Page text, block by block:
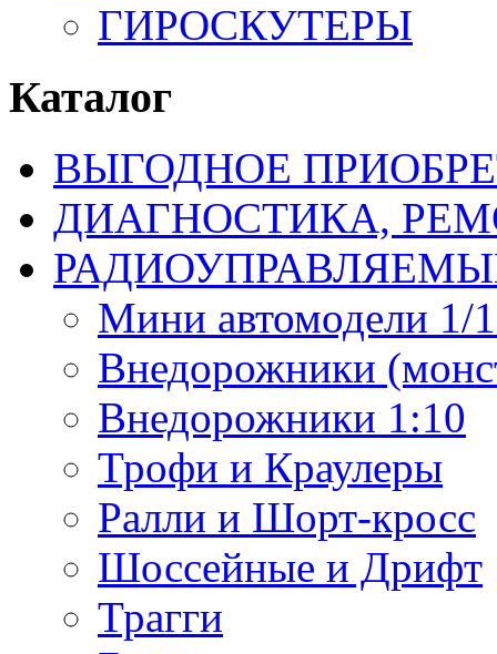
ГИРОСКУТЕРЫ
Каталог
ВЫГОДНОЕ
ДИАГНОСТИКА,
Мини автомодели 1/
Внедорожники
Внедорожники 1:10
Трофи и Краулеры
Ралли и Шорт-кросс
Шоссейные и Дрифт
Трагги